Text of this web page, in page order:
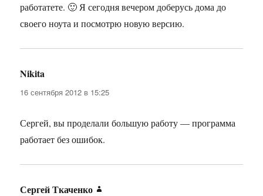
работатете. 🙂 Я сегодня вечером доберусь дома до
своего ноута и посмотрю новую версию.
Nikita
16 сентября 2012 в 15:25
Сергей, вы проделали большую работу — программа
работает без ошибок.
Сергей Ткаченко